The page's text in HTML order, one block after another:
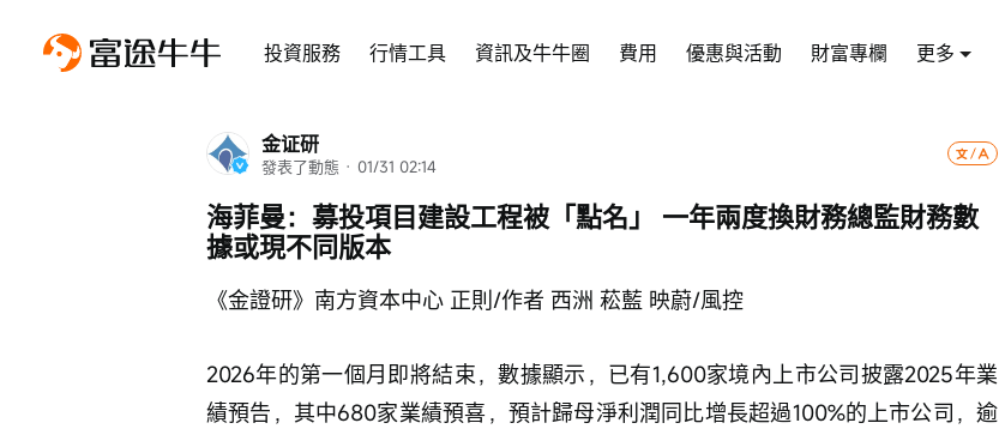
投資服務 行情工具 資訊及牛牛圈 費用 優惠與活動 財富專欄 更多
金证研
發表了動態 · 01/31 02:14
海菲曼：募投項目建設工程被「點名」 一年兩度換財務總監財務數
據或現不同版本
《金證研》南方資本中心 正則/作者 西洲 菘藍 映蔚/風控
2026年的第一個月即將結束，數據顯示，已有1,600家境內上市公司披露2025年業
績預告，其中680家業績預喜，預計歸母淨利潤同比增長超過100%的上市公司，逾